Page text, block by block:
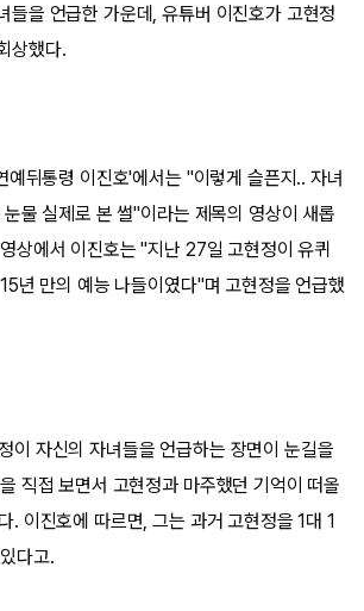
들을 언급한 가운데, 유튜버 이진호가 고현정
상했다.
뒤통령 이진호'에서는 "이렇게 슬픈지.. 자녀
물 실제로 본 썰"이라는 제목의 영상이 새롭
상에서 이진호는 "지난 27일 고현정이 유퀴
년 만의 예능 나들이였다"며 고현정을 언급했
이 자신의 자녀들을 언급하는 장면이 눈길을
직접 보면서 고현정과 마주했던 기억이 떠올
. 이진호에 따르면, 그는 과거 고현정을 1대 1
다고.